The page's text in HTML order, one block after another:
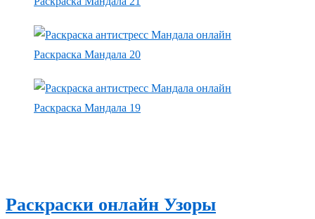
Раскраска Мандала 20
Раскраска Мандала 19
Раскраски онлайн Узоры